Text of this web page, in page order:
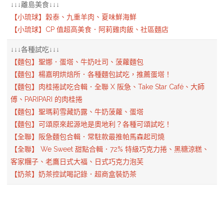
↓↓↓離島美食↓↓↓
【小琉球】穀泰、九重羊肉、夏味鮮海鮮
【小琉球】CP 值超高美食．阿莉雞肉飯、社區麵店
↓↓↓各種試吃↓↓↓
【麵包】聖娜．蛋塔、牛奶吐司、菠蘿麵包
【麵包】楊嘉明烘焙所．各種麵包試吃，推薦蛋塔！
【麵包】肉桂捲試吃合輯．全聯 X 阪急、Take Star Café、大師
傅、PARIPARI 的肉桂捲
【麵包】聖瑪莉雪藏奶露、牛奶菠蘿、蛋塔
【麵包】可頌原來起源地是奧地利？各種可頌試吃！
【全聯】阪急麵包合輯．常駐款最推帕馬森起司燒
【全聯】 We Sweet 甜點合輯．72% 特級巧克力捲、黑糖涼糕、
客家糰子、老鷹日式大福、日式巧克力泡芙
【奶茶】奶茶控試喝記錄．超商盒裝奶茶